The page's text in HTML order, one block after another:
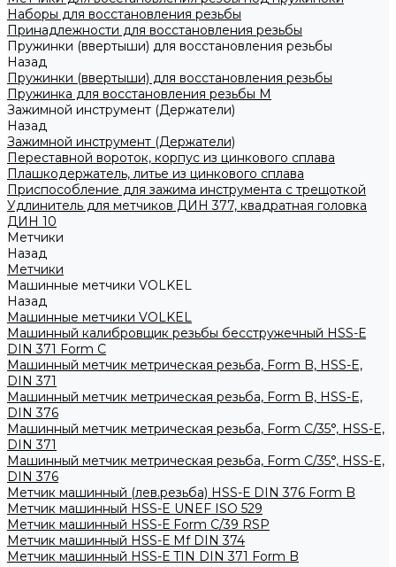
Наборы для восстановления резьбы
Принадлежности для восстановления резьбы
Пружинки (ввертыши) для восстановления резьбы
Назад
Пружинки (ввертыши) для восстановления резьбы
Пружинка для восстановления резьбы M
Зажимной инструмент (Держатели)
Назад
Зажимной инструмент (Держатели)
Переставной вороток, корпус из цинкового сплава
Плашкодержатель, литье из цинкового сплава
Приспособление для зажима инструмента с трещоткой
Удлинитель для метчиков ДИН 377, квадратная головка
ДИН 10
Метчики
Назад
Метчики
Машинные метчики VOLKEL
Назад
Машинные метчики VOLKEL
Машинный калибровщик резьбы бесстружечный HSS-Е
DIN 371 Form C
Машинный метчик метрическая резьба, Form B, HSS-E,
DIN 371
Машинный метчик метрическая резьба, Form B, HSS-E,
DIN 376
Машинный метчик метрическая резьба, Form С/35°, HSS-E,
DIN 371
Машинный метчик метрическая резьба, Form С/35°, HSS-E,
DIN 376
Метчик машинный (лев.резьба) HSS-Е DIN 376 Form B
Метчик машинный HSS-E UNEF ISO 529
Метчик машинный HSS-Е Form C/39 RSP
Метчик машинный HSS-Е Mf DIN 374
Метчик машинный HSS-Е TIN DIN 371 Form B